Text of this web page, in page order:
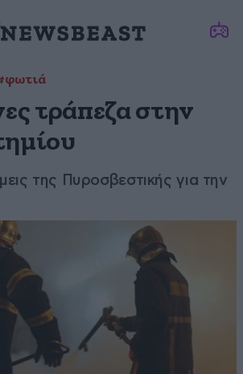
τράπεζα στην
της Πυροσβεστικής για την